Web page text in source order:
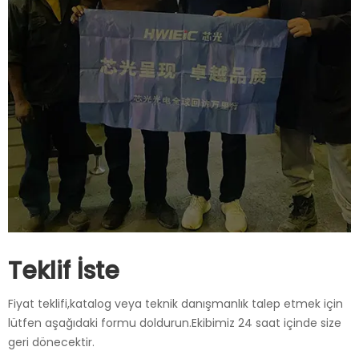
Teklif İste
Fiyat teklifi,katalog veya teknik danışmanlık talep etmek için
lütfen aşağıdaki formu doldurun.Ekibimiz 24 saat içinde size
geri dönecektir.